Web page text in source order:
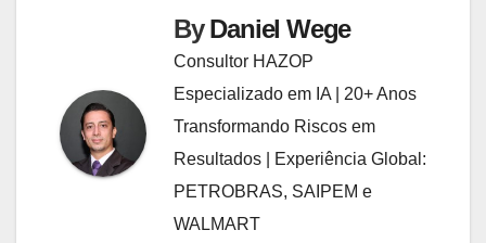
ByDaniel Wege
Consultor HAZOP
Especializado em IA | 20+ Anos
Transformando Riscos em
Resultados | Experiência Global:
PETROBRAS, SAIPEM e
WALMART